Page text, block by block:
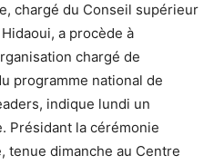
chargé du Conseil supérieur
a procède à
chargé de
programme national de
indique lundi un
Présidant la cérémonie
tenue dimanche au Centre